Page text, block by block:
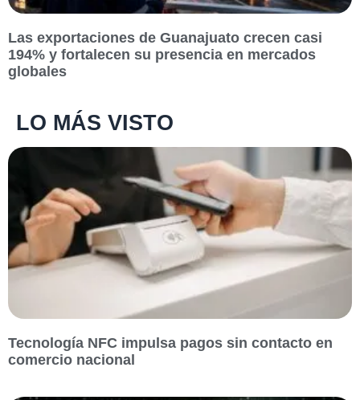
Las exportaciones de Guanajuato crecen casi
194% y fortalecen su presencia en mercados
globales
LO MÁS VISTO
Tecnología NFC impulsa pagos sin contacto en
comercio nacional